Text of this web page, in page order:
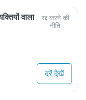
वाला
रद्द करने की
नीति
दरें देखें